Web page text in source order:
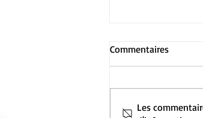
Commentaires
Les